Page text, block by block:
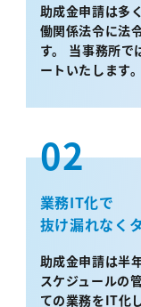
助成金申請は多
働関係法令に法
す。 当事務所で
ートいたします。
02
業務IT化で
抜け漏れなく
助成金申請は半
スケジュールの
ての業務をIT化